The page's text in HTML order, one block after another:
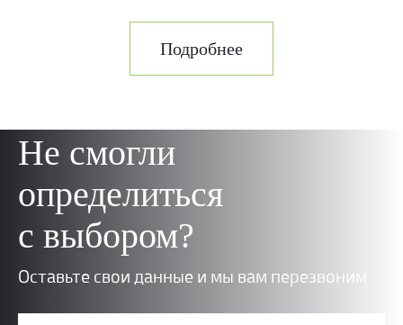
Подробнее
Не смогли
определиться
с выбором?
Оставьте свои данные и мы вам перезвоним